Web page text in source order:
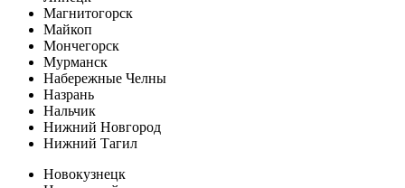
Магнитогорск
Майкоп
Мончегорск
Мурманск
Набережные Челны
Назрань
Нальчик
Нижний Новгород
Нижний Тагил
Новокузнецк